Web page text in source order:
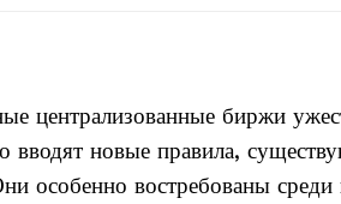
централизованные биржи
вводят новые правила,
особенно востребованы